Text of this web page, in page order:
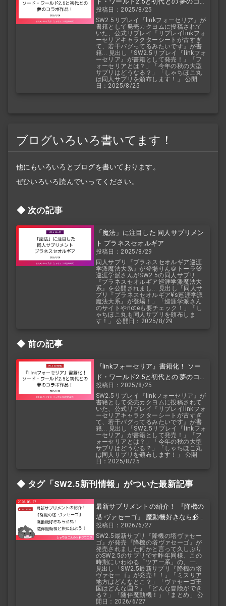
ボ作品！
投稿日：2025/8/25
SW2.5リプレイ『linkフォーセリア』が
書籍として発売カクヨムに投稿されて
いた、公式リプレイ『リプレイlinkフォ
ーセリアキャラクターシートが古すぎ
て、若干バグってるみたいです』が書
籍... 見出し「SW2.5リプレイ『linkフォ
ーセリア』が書籍として発売！」「フ
ォーセリアとは？」「今年の秋の大型
サプリはどうなる？」「しゃちほこ丸
は同人サプリを頒布します！」 公開
日：2025/8/25
ブログいろいろ書いてます！
他にもいろいろとブログを書いております。
ぜひいろいろ読んでいってください。
次の記事
「魔法」に注目した 同人サプリメン
ト プラネスセオルギア
投稿日：2025/8/29
同人サプリ『プラネスセオルギア巡涯
学派魔法大系』が登場りん＠トーラ🧭
巡涯学派さんがSW2.5の同人サプリ
『プラネスセオルギア巡涯学派魔法大
系』を公開されまし... 見出し「同人サ
プリ『プラネスセオルギア¥s巡涯学派
魔法大系』が登場！」「巡涯学派さん
のサイトやnoteも要チェック！」「し
ゃちほこ丸も同人サプリを頒布しま
す！」 公開日：2025/8/29
前の記事
『linkフォーセリア』書籍化！ ソー
ド・ワールド2.5と初代との 夢のコラ
ボ作品！
投稿日：2025/8/25
SW2.5リプレイ『linkフォーセリア』が
書籍として発売カクヨムに投稿されて
いた、公式リプレイ『リプレイlinkフォ
ーセリアキャラクターシートが古すぎ
て、若干バグってるみたいです』が書
籍... 見出し「SW2.5リプレイ『linkフォ
ーセリア』が書籍として発売！」「フ
ォーセリアとは？」「今年の秋の大型
サプリはどうなる？」「しゃちほこ丸
は同人サプリを頒布します！」 公開
日：2025/8/25
タグ「SW2.5新刊情報」がついた最新記事
最新サプリメントの紹介！ 『降機の
塔 ヴァセーゴ』 魔動機好きなら必
見！ 随伴魔動機と旅に出よう！
投稿日：2026/6/27
SW2.5最新サプリ『降機の塔ヴァセー
ゴ』が発売『降機の塔ヴァセーゴ』が
発売されました何かと言って久しぶり
のSW2.5のサプリです昨年同様、この
時期にいわゆる「ツアー系」の、一...
見出し「SW2.5最新サプリ『降機の塔
ヴァセーゴ』が発売！！」「ミスリア
地方はどんなとこ？」「ヴァセーゴ王
国はどんな国？」「どんな冒険ができ
る？」「随伴魔動機！」「まとめ」 公
開日：2026/6/27